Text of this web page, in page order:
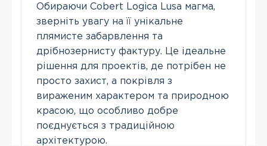
Обираючи Cobert Logica Lusa магма,
зверніть увагу на її унікальне
плямисте забарвлення та
дрібнозернисту фактуру. Це ідеальне
рішення для проектів, де потрібен не
просто захист, а покрівля з
вираженим характером та природною
красою, що особливо добре
поєднується з традиційною
архітектурою.